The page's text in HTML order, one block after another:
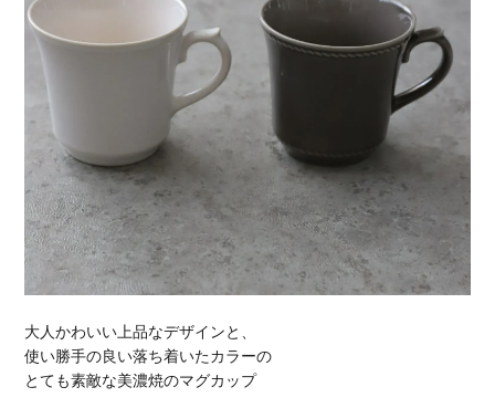
大人かわいい上品なデザインと、
使い勝手の良い落ち着いたカラーの
とても素敵な美濃焼のマグカップ